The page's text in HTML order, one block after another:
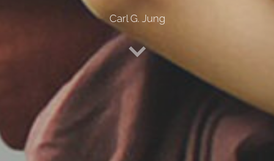
Carl G. Jung